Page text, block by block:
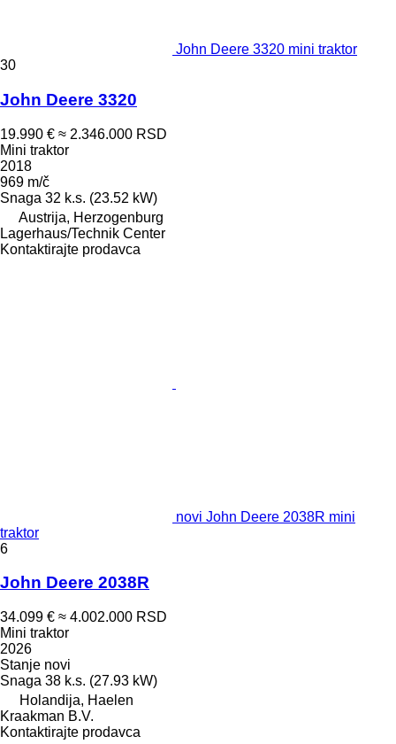
John Deere 3320 mini traktor
30
John Deere 3320
19.990 € ≈ 2.346.000 RSD
Mini traktor
2018
969 m/č
Snaga 32 k.s. (23.52 kW)
Austrija, Herzogenburg
Lagerhaus/Technik Center
Kontaktirajte prodavca
novi John Deere 2038R mini
traktor
6
John Deere 2038R
34.099 € ≈ 4.002.000 RSD
Mini traktor
2026
Stanje novi
Snaga 38 k.s. (27.93 kW)
Holandija, Haelen
Kraakman B.V.
Kontaktirajte prodavca